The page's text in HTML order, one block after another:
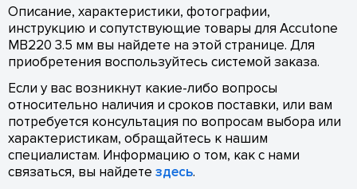
Описание, характеристики, фотографии,
инструкцию и сопутствующие товары для Accutone
MB220 3.5 мм вы найдете на этой странице. Для
приобретения воспользуйтесь системой заказа.
Если у вас возникнут какие-либо вопросы
относительно наличия и сроков поставки, или вам
потребуется консультация по вопросам выбора или
характеристикам, обращайтесь к нашим
специалистам. Информацию о том, как с нами
связаться, вы найдете здесь.